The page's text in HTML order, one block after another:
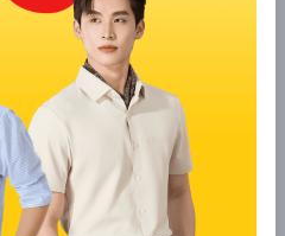
và cuộc cách mạng
Việt
nghệ và chất liệu
cổ cao cấp tại Việt Nam
đang không ngừng cải
của người Việt. Yody đã